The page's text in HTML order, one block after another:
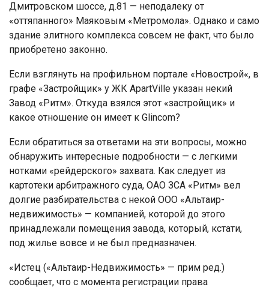
Дмитровском шоссе, д.81 — неподалеку от
«оттяпанного» Маяковым «Метромола». Однако и само
здание элитного комплекса совсем не факт, что было
приобретено законно.
Если взглянуть на профильном портале «Новострой«, в
графе «Застройщик» у ЖК ApartVille указан некий
Завод «Ритм». Откуда взялся этот «застройщик» и
какое отношение он имеет к Glincom?
Если обратиться за ответами на эти вопросы, можно
обнаружить интересные подробности — с легкими
нотками «рейдерского» захвата. Как следует из
картотеки арбитражного суда, ОАО ЗСА «Ритм» вел
долгие разбирательства с некой ООО «Альтаир-
недвижимость» — компанией, которой до этого
принадлежали помещения завода, который, кстати,
под жилье вовсе и не был предназначен.
«Истец («Альтаир-Недвижимость» — прим ред.)
сообщает, что с момента регистрации права